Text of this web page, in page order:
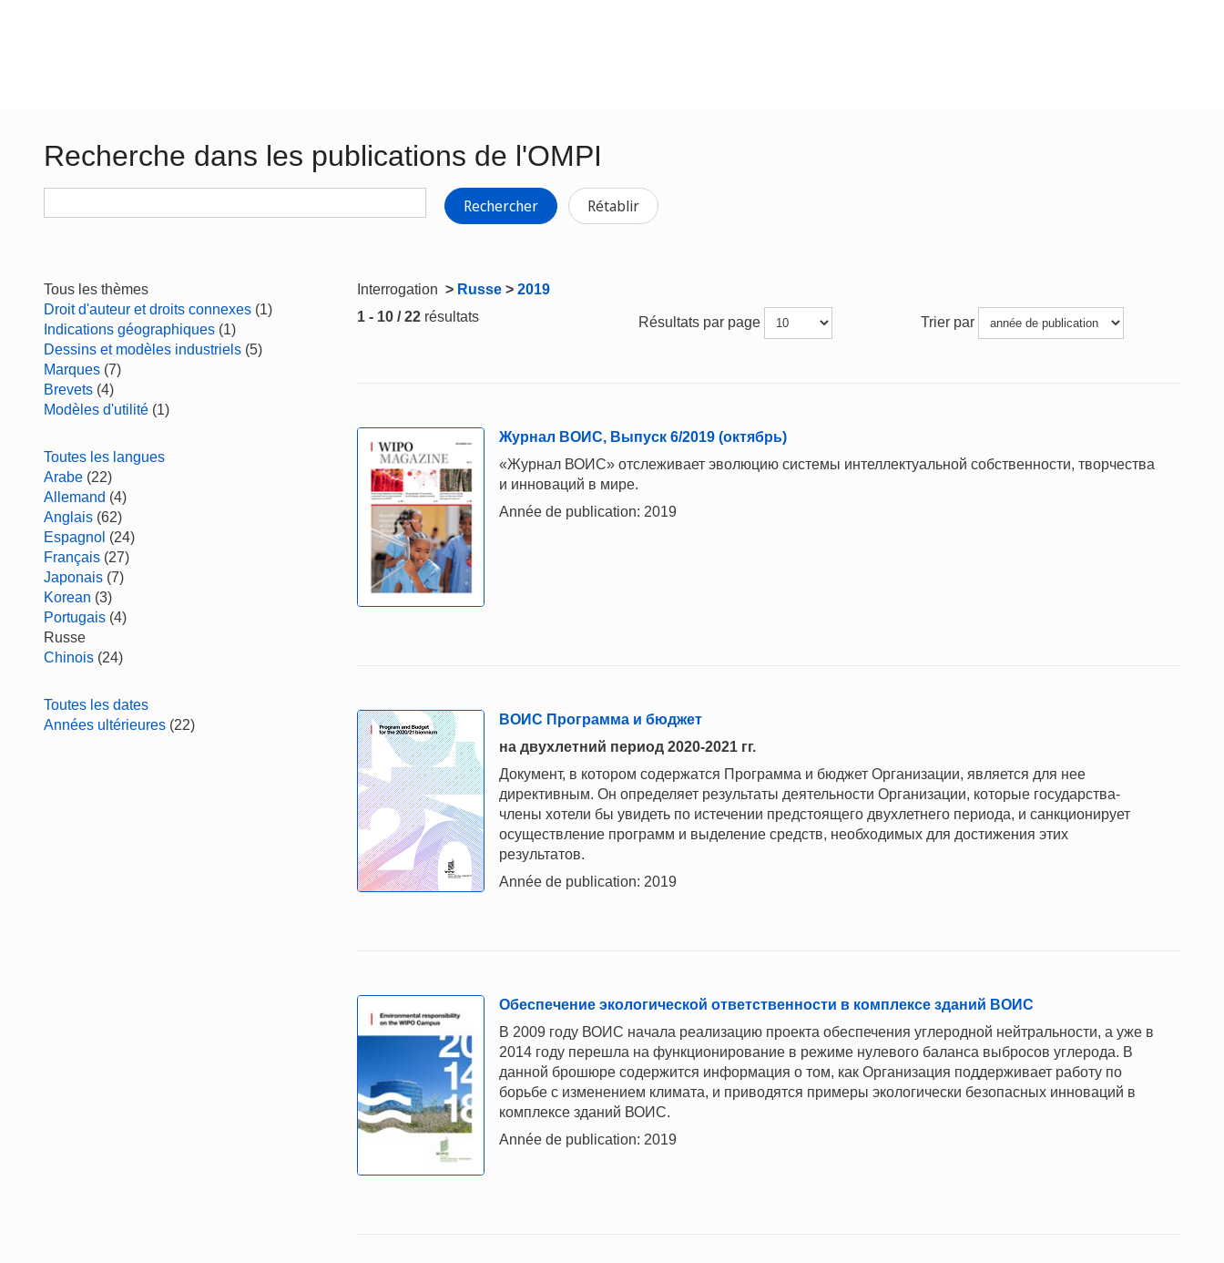
Recherche dans les publications de l'OMPI
Rechercher Rétablir
Tous les thèmes
Droit d'auteur et droits connexes (1)
Indications géographiques (1)
Dessins et modèles industriels (5)
Marques (7)
Brevets (4)
Modèles d'utilité (1)
Toutes les langues
Arabe (22)
Allemand (4)
Anglais (62)
Espagnol (24)
Français (27)
Japonais (7)
Korean (3)
Portugais (4)
Russe
Chinois (24)
Toutes les dates
Années ultérieures (22)
Interrogation > Russe > 2019
1 - 10 / 22 résultats Résultats par page Trier par
Журнал ВОИС, Выпуск 6/2019 (октябрь)
«Журнал ВОИС» отслеживает эволюцию системы интеллектуальной собственности, творчества
и инноваций в мире.
Année de publication: 2019
ВОИС Программа и бюджет
на двухлетний период 2020-2021 гг.
Документ, в котором содержатся Программа и бюджет Организации, является для нее
директивным. Он определяет результаты деятельности Организации, которые государства-
члены хотели бы увидеть по истечении предстоящего двухлетнего периода, и санкционирует
осуществление программ и выделение средств, необходимых для достижения этих
результатов.
Année de publication: 2019
Обеспечение экологической ответственности в комплексе зданий ВОИС
В 2009 году ВОИС начала реализацию проекта обеспечения углеродной нейтральности, а уже в
2014 году перешла на функционирование в режиме нулевого баланса выбросов углерода. В
данной брошюре содержится информация о том, как Организация поддерживает работу по
борьбе с изменением климата, и приводятся примеры экологически безопасных инноваций в
комплексе зданий ВОИС.
Année de publication: 2019